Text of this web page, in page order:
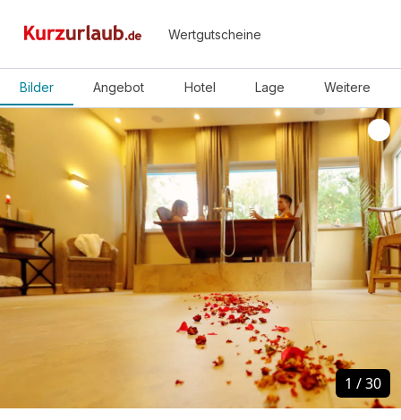
Wertgutscheine
Bilder Angebot Hotel Lage Weitere
1 /30
1 /30